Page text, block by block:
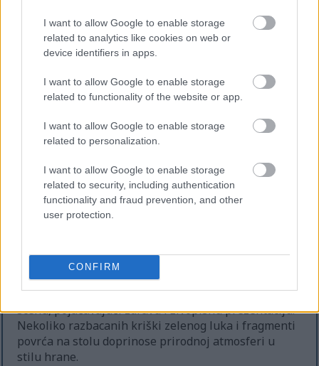
I want to allow Google to enable storage
related to analytics like cookies on web or
device identifiers in apps.
I want to allow Google to enable storage
related to functionality of the website or app.
I want to allow Google to enable storage
related to personalization.
I want to allow Google to enable storage
related to security, including authentication
functionality and fraud prevention, and other
user protection.
CONFIRM
naglašavajući svežinu i nutritivnu privlačnost.
Sama zelena salata izgleda hrskavo i hidrirano, sa
prirodno kolevke plombe. Svetlo zelena boja lišća
doprinosi ukupnom zdravom i osvežavajućem
bi pružile vizuelnu dubinu i obilje, čineći obloge
zadovoljavajućim, a još uvek lagane i hranljive. Sitni
površine povrća dodaju realizam i taktilno
bogatstvo na sceni.
U pozadini, malo van fokusa, sedi mala činija
tople boje i nagoveštava komplementarne ukuse
bez odvlačenja pažnje od glavne teme. Obližnji
klinovi od kreča dodaju još jedan svež akcenat na
scenu, pojačavajući zdravu i živopisnu prezentaciju.
Nekoliko razbacanih kriški zelenog luka i fragmenti
povrća na stolu doprinose prirodnoj atmosferi u
stilu hrane.